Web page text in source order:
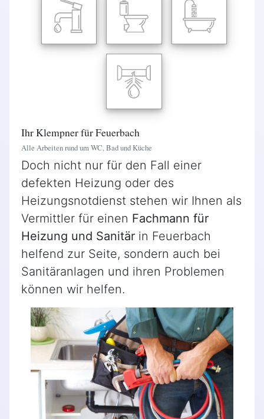
Ihr Klempner für Feuerbach
Alle Arbeiten rund um WC, Bad und Küche
Doch nicht nur für den Fall einer
defekten Heizung oder des
Heizungsnotdienst stehen wir Ihnen als
Vermittler für einen Fachmann für
Heizung und Sanitär in Feuerbach
helfend zur Seite, sondern auch bei
Sanitäranlagen und ihren Problemen
können wir helfen.